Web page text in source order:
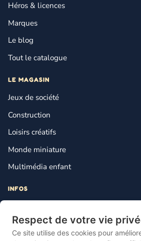
Respect de votre vie
Ce site utilise des cookies pour
Héros & licences
Marques
Le blog
Tout le catalogue
LE MAGASIN
Jeux de société
Construction
Loisirs créatifs
Monde miniature
Multimédia enfant
INFOS
Mentions légales